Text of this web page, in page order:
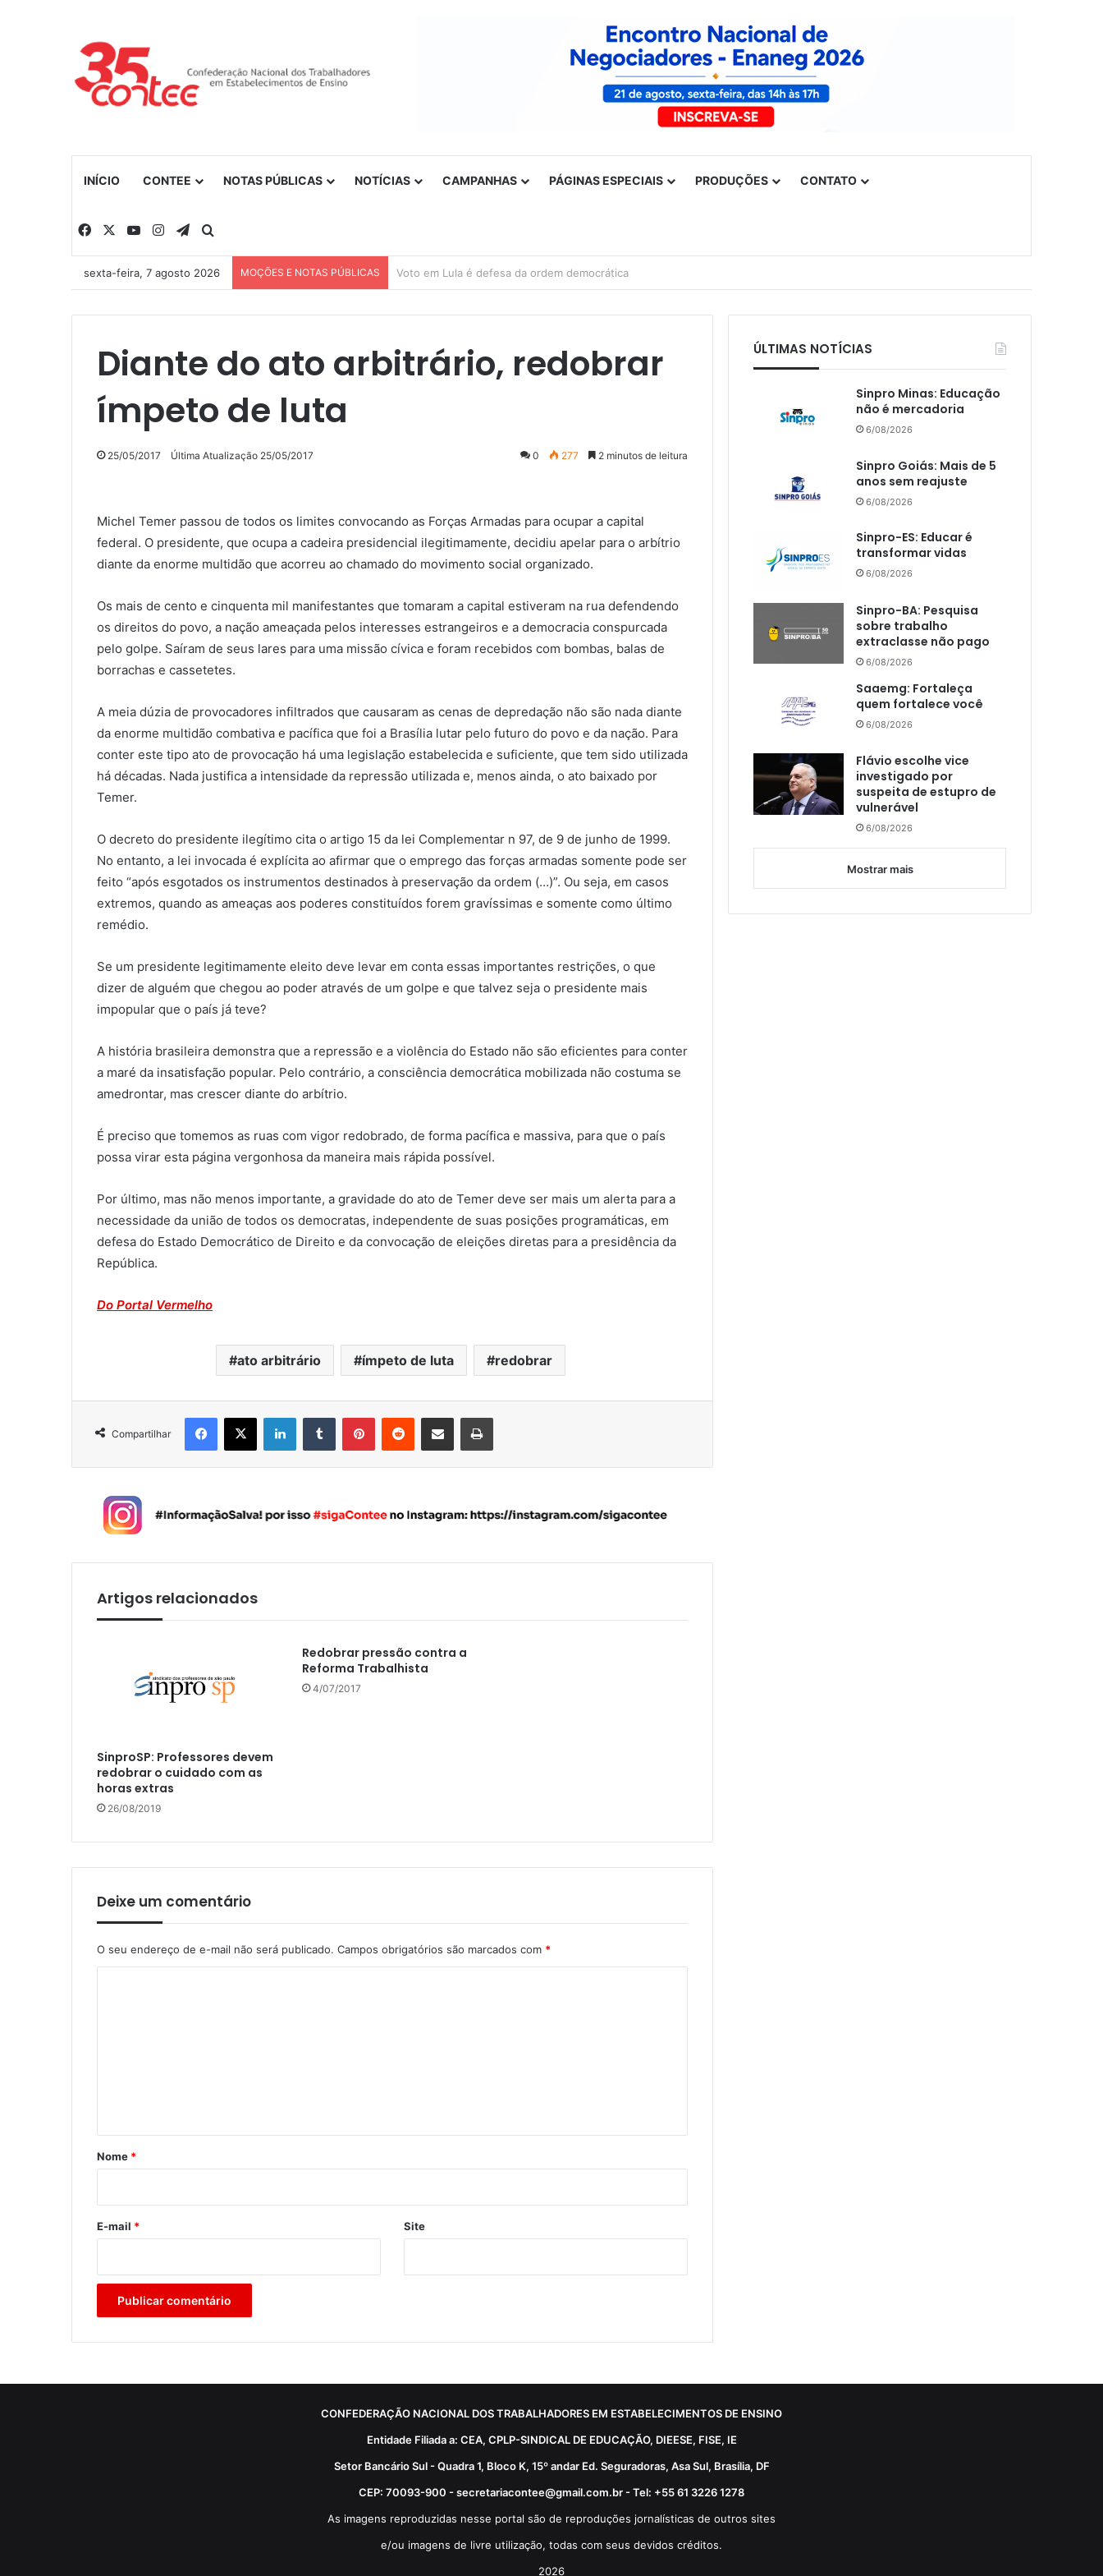
INÍCIO CONTEE NOTAS PÚBLICAS NOTÍCIAS CAMPANHAS PÁGINAS ESPECIAIS PRODUÇÕES CONTATO
Facebook YouTubeInstagramTelegram
sexta-feira, 7 agosto 2026 MOÇÕES E NOTAS PÚBLICAS Nota de solidariedade ao povo venezuelano
Diante do ato arbitrário, redobrar
ímpeto de luta
25/05/2017 Última Atualização 25/05/2017 0 277 2 minutos de leitura
Michel Temer passou de todos os limites convocando as Forças Armadas para ocupar a capital
federal. O presidente, que ocupa a cadeira presidencial ilegitimamente, decidiu apelar para o arbítrio
diante da enorme multidão que acorreu ao chamado do movimento social organizado.
Os mais de cento e cinquenta mil manifestantes que tomaram a capital estiveram na rua defendendo
os direitos do povo, a nação ameaçada pelos interesses estrangeiros e a democracia conspurcada
pelo golpe. Saíram de seus lares para uma missão cívica e foram recebidos com bombas, balas de
borrachas e cassetetes.
A meia dúzia de provocadores infiltrados que causaram as cenas de depredação não são nada diante
da enorme multidão combativa e pacífica que foi a Brasília lutar pelo futuro do povo e da nação. Para
conter este tipo ato de provocação há uma legislação estabelecida e suficiente, que tem sido utilizada
há décadas. Nada justifica a intensidade da repressão utilizada e, menos ainda, o ato baixado por
Temer.
O decreto do presidente ilegítimo cita o artigo 15 da lei Complementar n 97, de 9 de junho de 1999.
No entanto, a lei invocada é explícita ao afirmar que o emprego das forças armadas somente pode ser
feito “após esgotados os instrumentos destinados à preservação da ordem (…)”. Ou seja, em casos
extremos, quando as ameaças aos poderes constituídos forem gravíssimas e somente como último
remédio.
Se um presidente legitimamente eleito deve levar em conta essas importantes restrições, o que
dizer de alguém que chegou ao poder através de um golpe e que talvez seja o presidente mais
impopular que o país já teve?
A história brasileira demonstra que a repressão e a violência do Estado não são eficientes para conter
a maré da insatisfação popular. Pelo contrário, a consciência democrática mobilizada não costuma se
amedrontar, mas crescer diante do arbítrio.
É preciso que tomemos as ruas com vigor redobrado, de forma pacífica e massiva, para que o país
possa virar esta página vergonhosa da maneira mais rápida possível.
Por último, mas não menos importante, a gravidade do ato de Temer deve ser mais um alerta para a
necessidade da união de todos os democratas, independente de suas posições programáticas, em
defesa do Estado Democrático de Direito e da convocação de eleições diretas para a presidência da
República.
Do Portal Vermelho
ato arbitrário ímpeto de luta redobrar
Compartilhar
Artigos relacionados
SinproSP: Professores devem
redobrar o cuidado com as
horas extras
26/08/2019
Redobrar pressão contra a
Reforma Trabalhista
4/07/2017
Deixe um comentário
O seu endereço de e-mail não será publicado. Campos obrigatórios são marcados com *
r
*
Nome *
E-mail * Site
ÚLTIMAS NOTÍCIAS
Sinpro Minas: Educação
não é mercadoria
6/08/2026
Sinpro Goiás: Mais de 5
anos sem reajuste
6/08/2026
Sinpro-ES: Educar é
transformar vidas
6/08/2026
Sinpro-BA: Pesquisa
sobre trabalho
extraclasse não pago
6/08/2026
Saaemg: Fortaleça
quem fortalece você
6/08/2026
Flávio escolhe vice
investigado por
suspeita de estupro de
vulnerável
6/08/2026
Mostrar mais
CONFEDERAÇÃO NACIONAL DOS TRABALHADORES EM ESTABELECIMENTOS DE ENSINO
Entidade Filiada a: CEA, CPLP-SINDICAL DE EDUCAÇÃO, DIEESE, FISE, IE
Setor Bancário Sul - Quadra 1, Bloco K, 15º andar Ed. Seguradoras, Asa Sul, Brasília, DF
CEP: 70093-900 - secretariacontee@gmail.com.br - Tel: +55 61 3226 1278
As imagens reproduzidas nesse portal são de reproduções jornalísticas de outros sites
e/ou imagens de livre utilização, todas com seus devidos créditos.
2026